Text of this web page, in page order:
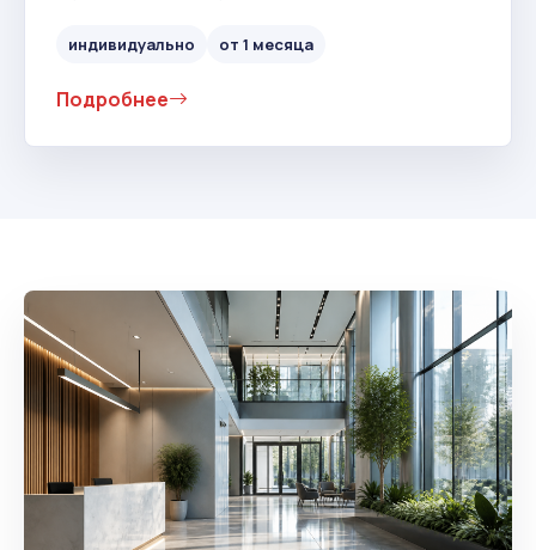
индивидуально от 1 месяца
Подробнее